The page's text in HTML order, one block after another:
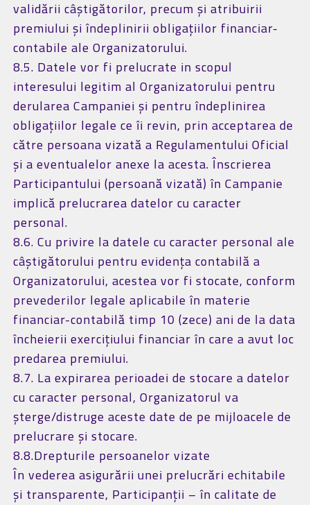
validării câștigătorilor, precum și atribuirii
premiului și îndeplinirii obligațiilor financiar-
contabile ale Organizatorului.
8.5. Datele vor fi prelucrate in scopul
interesului legitim al Organizatorului pentru
derularea Campaniei și pentru îndeplinirea
obligaţiilor legale ce îi revin, prin acceptarea de
către persoana vizată a Regulamentului Oficial
și a eventualelor anexe la acesta. Înscrierea
Participantului (persoană vizată) în Campanie
implică prelucrarea datelor cu caracter
personal.
8.6. Cu privire la datele cu caracter personal ale
câștigătorului pentru evidența contabilă a
Organizatorului, acestea vor fi stocate, conform
prevederilor legale aplicabile în materie
financiar-contabilă timp 10 (zece) ani de la data
încheierii exercițiului financiar în care a avut loc
predarea premiului.
8.7. La expirarea perioadei de stocare a datelor
cu caracter personal, Organizatorul va
șterge/distruge aceste date de pe mijloacele de
prelucrare și stocare.
8.8.Drepturile persoanelor vizate
În vederea asigurării unei prelucrări echitabile
și transparente, Participanții – în calitate de